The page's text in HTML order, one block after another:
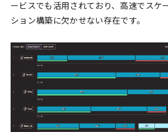
ービスでも活用されており、高速でスケ
ション構築に欠かせない存在です。